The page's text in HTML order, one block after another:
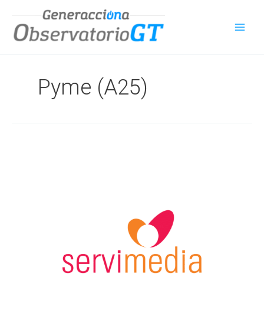
contenido
Pyme (A25)